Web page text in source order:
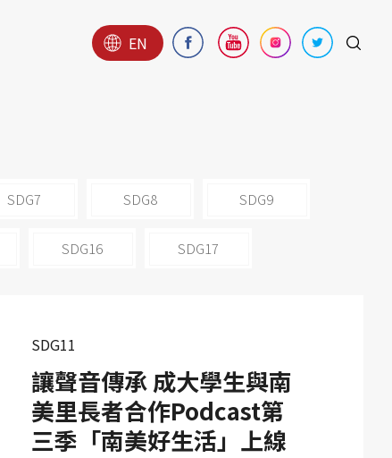
EN
SDG7 SDG8 SDG9
SDG16 SDG17
SDG11
讓聲音傳承 成大學生與南
美里長者合作Podcast第
三季「南美好生活」上線